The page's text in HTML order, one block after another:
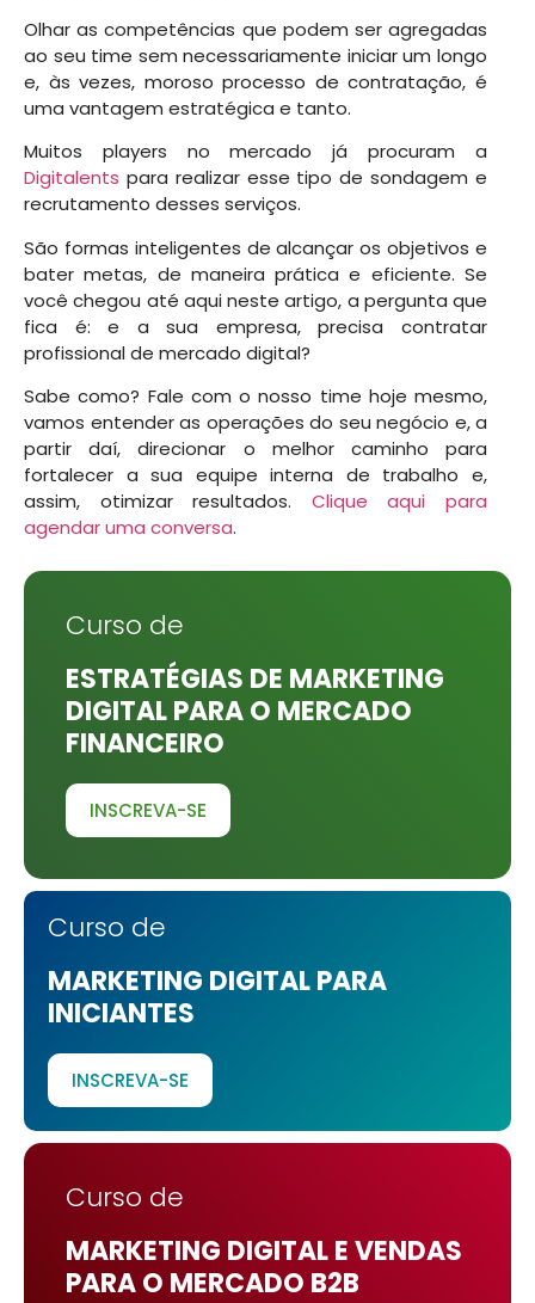
Olhar as competências que podem ser agregadas
ao seu time sem necessariamente iniciar um longo
e, às vezes, moroso processo de contratação, é
uma vantagem estratégica e tanto.
Muitos players no mercado já procuram a
Digitalents para realizar esse tipo de sondagem e
recrutamento desses serviços.
São formas inteligentes de alcançar os objetivos e
bater metas, de maneira prática e eficiente. Se
você chegou até aqui neste artigo, a pergunta que
fica é: e a sua empresa, precisa contratar
profissional de mercado digital?
Sabe como? Fale com o nosso time hoje mesmo,
vamos entender as operações do seu negócio e, a
partir daí, direcionar o melhor caminho para
fortalecer a sua equipe interna de trabalho e,
assim, otimizar resultados. Clique aqui para
agendar uma conversa.
Curso de
ESTRATÉGIAS DE MARKETING
DIGITAL PARA O MERCADO
FINANCEIRO
INSCREVA-SE
Curso de
MARKETING DIGITAL PARA
INICIANTES
INSCREVA-SE
Curso de
MARKETING DIGITAL E VENDAS
PARA O MERCADO B2B